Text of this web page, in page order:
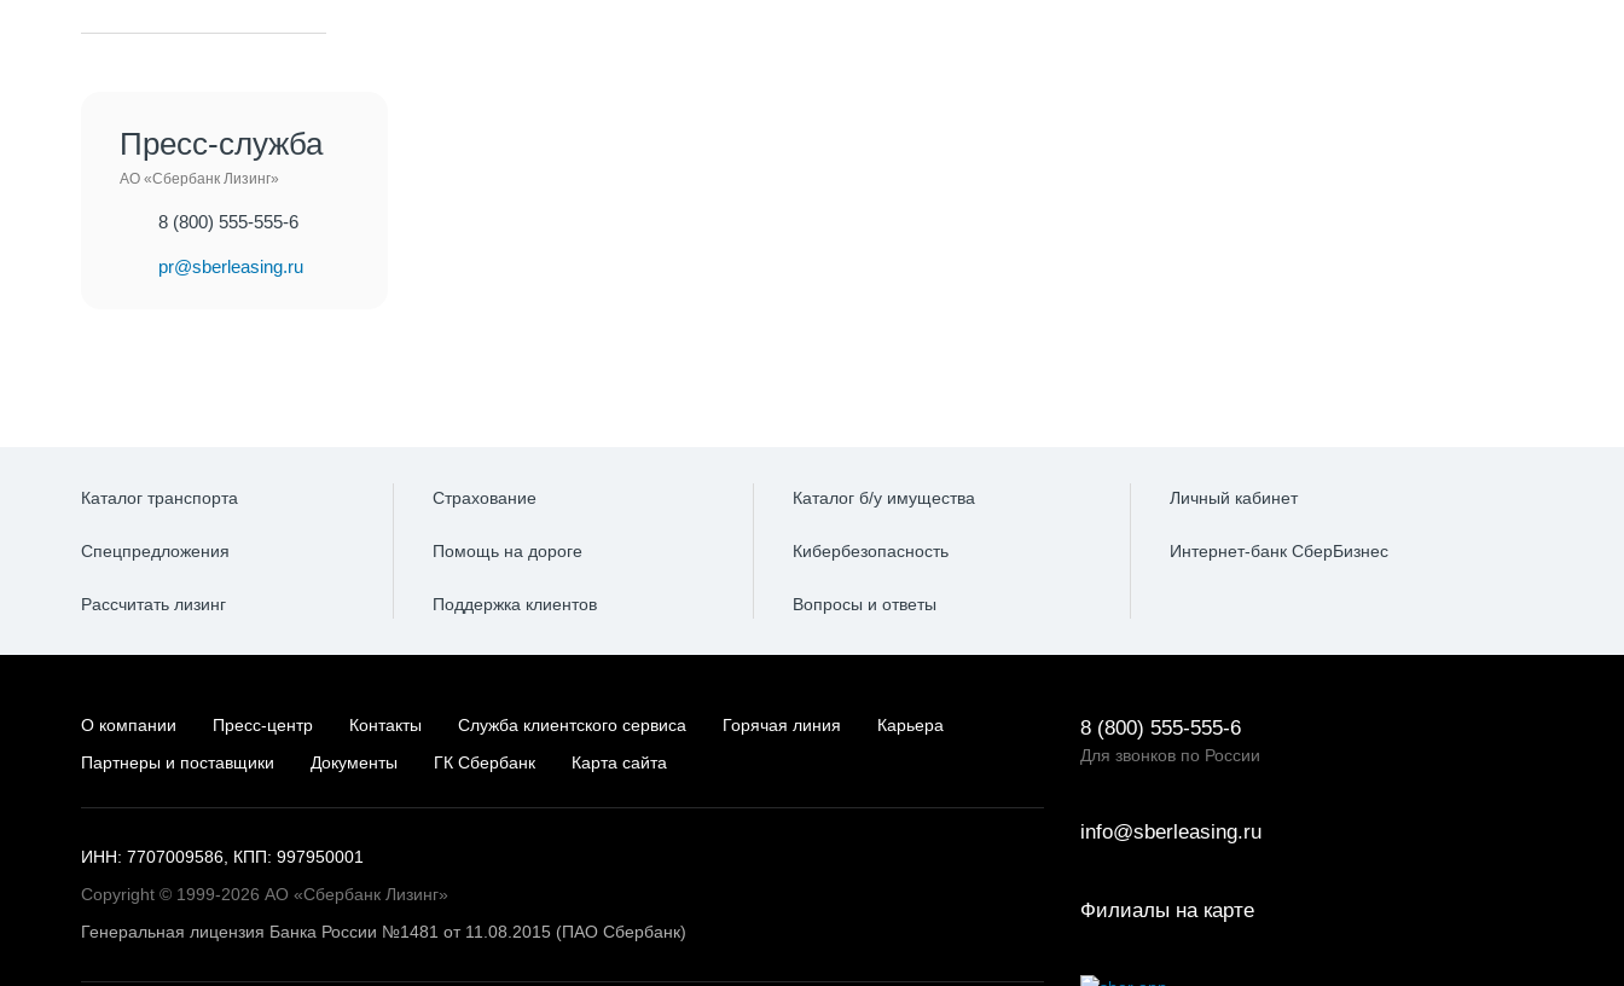
Пресс-служба
АО «Сбербанк Лизинг»
8 (800) 555-555-6
pr@sberleasing.ru
Каталог транспорта
Спецпредложения
Рассчитать лизинг
Страхование
Помощь на дороге
Поддержка клиентов
Каталог б/у имущества
Кибербезопасность
Вопросы и ответы
Личный кабинет
Интернет-банк СберБизнес
О компании Пресс-центр Контакты Служба клиентского сервиса Горячая линия
Карьера
Партнеры и поставщики
Документы ГК Сбербанк Карта сайта
ИНН: 7707009586, КПП: 997950001
Copyright © 1999-2026 АО «Сбербанк Лизинг»
Генеральная лицензия Банка России №1481 от 11.08.2015 (ПАО Сбербанк)
8 (800) 555-555-6
Для звонков по России
info@sberleasing.ru
Филиалы на карте